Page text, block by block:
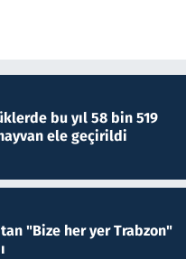
bu yıl 58 bin 519
ele geçirildi
"Bize her yer Trabzon"